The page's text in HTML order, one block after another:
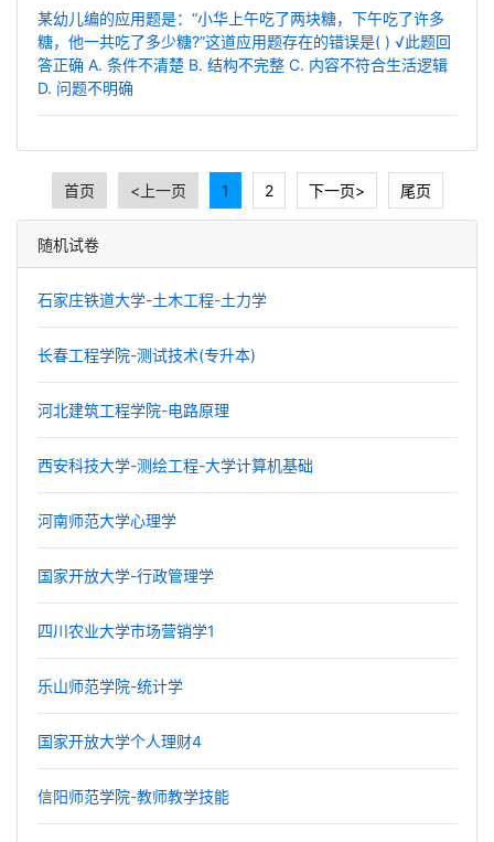
某幼儿编的应用题是：“小华上午吃了两块糖，下午吃了许多
糖，他一共吃了多少糖?”这道应用题存在的错误是( ) √此题回
答正确 A. 条件不清楚 B. 结构不完整 C. 内容不符合生活逻辑
D. 问题不明确
首页 <上一页 1 2 下一页> 尾页
随机试卷
石家庄铁道大学-土木工程-土力学
长春工程学院-测试技术(专升本)
河北建筑工程学院-电路原理
西安科技大学-测绘工程-大学计算机基础
河南师范大学心理学
国家开放大学-行政管理学
四川农业大学市场营销学1
乐山师范学院-统计学
国家开放大学个人理财4
信阳师范学院-教师教学技能